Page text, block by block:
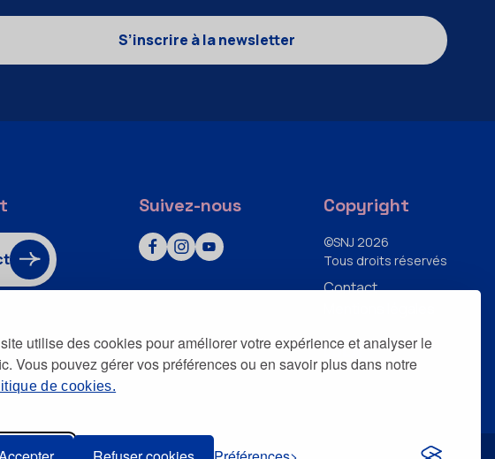
utilise des cookies pour améliorer votre expérience et analyser le
Vous pouvez gérer vos préférences ou en savoir plus dans notre
de cookies.
S’inscrire à la newsletter
Suivez-nous Copyright
©SNJ 2026
Tous droits réservés
Contact